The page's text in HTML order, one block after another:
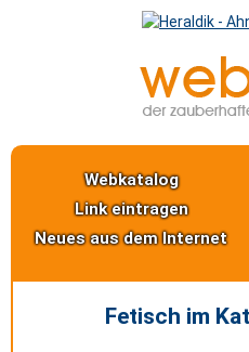
Webkatalog
Link eintragen
Neues aus dem Internet
Fetisch im